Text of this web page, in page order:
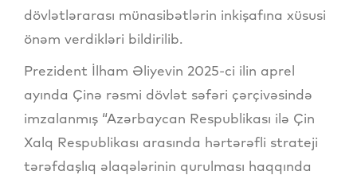
dövlətlərarası münasibətlərin inkişafına xüsusi
önəm verdikləri bildirilib.
Prezident İlham Əliyevin 2025-ci ilin aprel
ayında Çinə rəsmi dövlət səfəri çərçivəsində
imzalanmış “Azərbaycan Respublikası ilə Çin
Xalq Respublikası arasında hərtərəfli strateji
tərəfdaşlıq əlaqələrinin qurulması haqqında